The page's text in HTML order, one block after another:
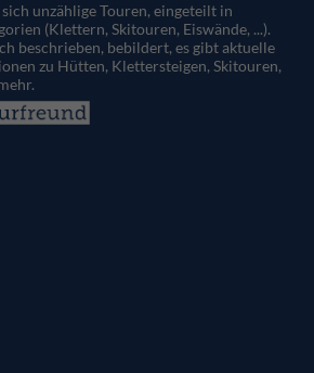
unzählige Touren, eingeteilt in
(Klettern, Skitouren, Eiswände, ...).
beschrieben, bebildert, es gibt aktuelle
zu Hütten, Klettersteigen, Skitouren,